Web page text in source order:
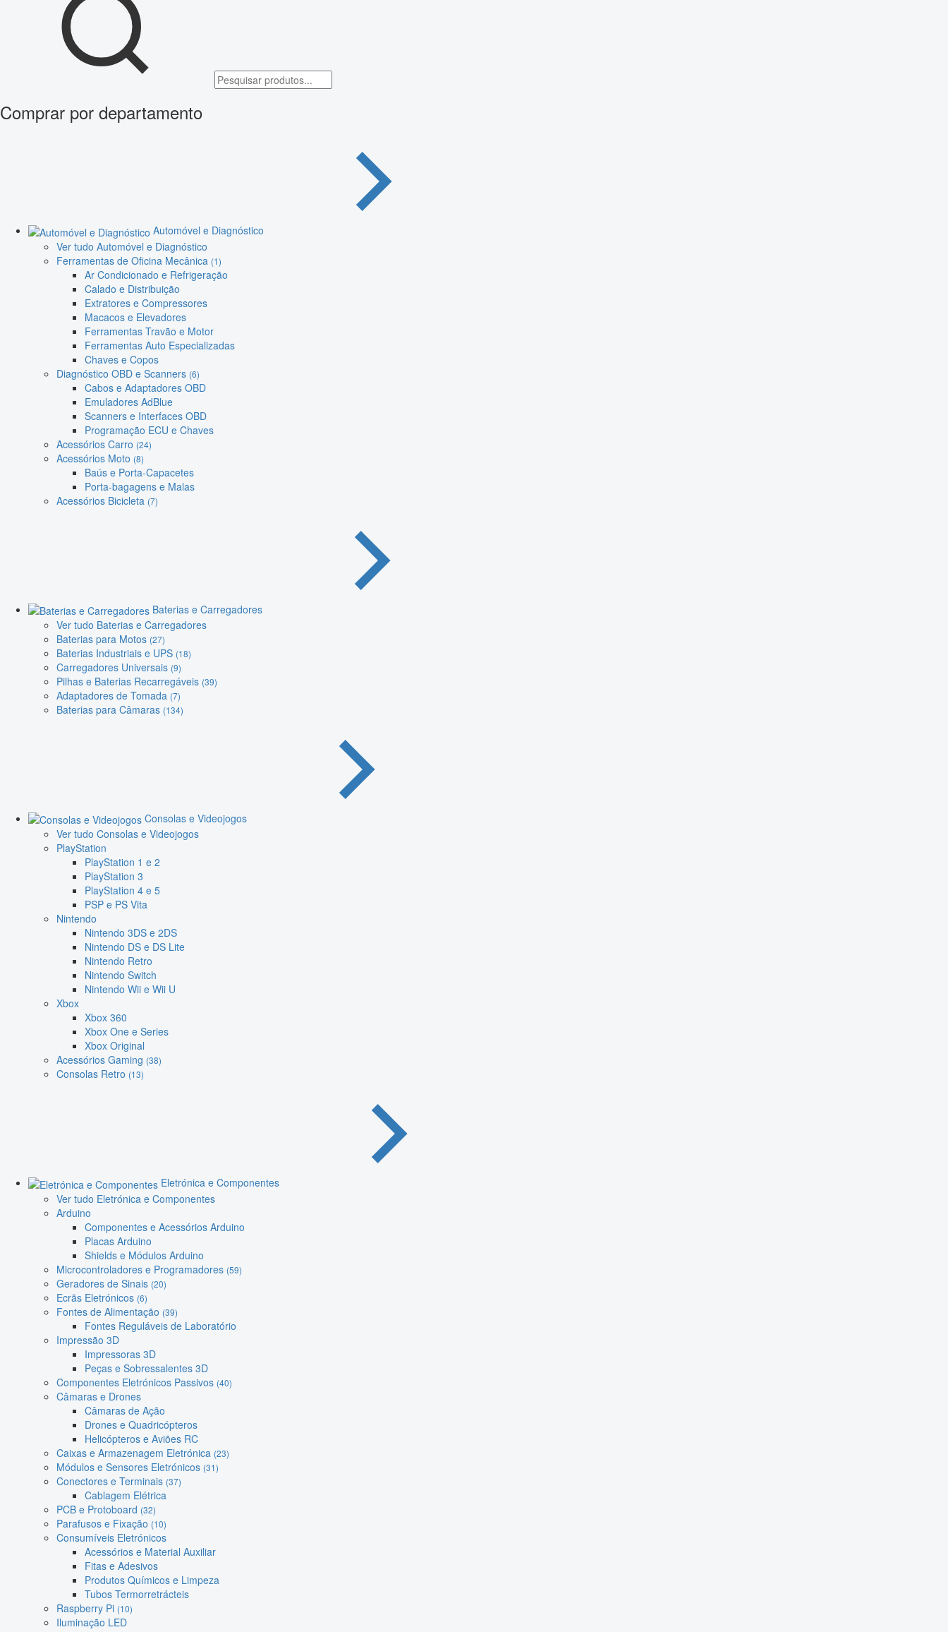
Comprar por departamento
Automóvel e Diagnóstico
Ver tudo Automóvel e Diagnóstico
Ferramentas de Oficina Mecânica (1)
Ar Condicionado e Refrigeração
Calado e Distribuição
Extratores e Compressores
Macacos e Elevadores
Ferramentas Travão e Motor
Ferramentas Auto Especializadas
Chaves e Copos
Diagnóstico OBD e Scanners (6)
Cabos e Adaptadores OBD
Emuladores AdBlue
Scanners e Interfaces OBD
Programação ECU e Chaves
Acessórios Carro (24)
Acessórios Moto (8)
Baús e Porta-Capacetes
Porta-bagagens e Malas
Acessórios Bicicleta (7)
Baterias e Carregadores
Ver tudo Baterias e Carregadores
Baterias para Motos (27)
Baterias Industriais e UPS (18)
Carregadores Universais (9)
Pilhas e Baterias Recarregáveis (39)
Adaptadores de Tomada (7)
Baterias para Câmaras (134)
Consolas e Videojogos
Ver tudo Consolas e Videojogos
PlayStation
PlayStation 1 e 2
PlayStation 3
PlayStation 4 e 5
PSP e PS Vita
Nintendo
Nintendo 3DS e 2DS
Nintendo DS e DS Lite
Nintendo Retro
Nintendo Switch
Nintendo Wii e Wii U
Xbox
Xbox 360
Xbox One e Series
Xbox Original
Acessórios Gaming (38)
Consolas Retro (13)
Eletrónica e Componentes
Ver tudo Eletrónica e Componentes
Arduino
Componentes e Acessórios Arduino
Placas Arduino
Shields e Módulos Arduino
Microcontroladores e Programadores (59)
Geradores de Sinais (20)
Ecrãs Eletrónicos (6)
Fontes de Alimentação (39)
Fontes Reguláveis de Laboratório
Impressão 3D
Impressoras 3D
Peças e Sobressalentes 3D
Componentes Eletrónicos Passivos (40)
Câmaras e Drones
Câmaras de Ação
Drones e Quadricópteros
Helicópteros e Aviões RC
Caixas e Armazenagem Eletrónica (23)
Módulos e Sensores Eletrónicos (31)
Conectores e Terminais (37)
Cablagem Elétrica
PCB e Protoboard (32)
Parafusos e Fixação (10)
Consumíveis Eletrónicos
Acessórios e Material Auxiliar
Fitas e Adesivos
Produtos Químicos e Limpeza
Tubos Termorretrácteis
Raspberry Pi (10)
Iluminação LED